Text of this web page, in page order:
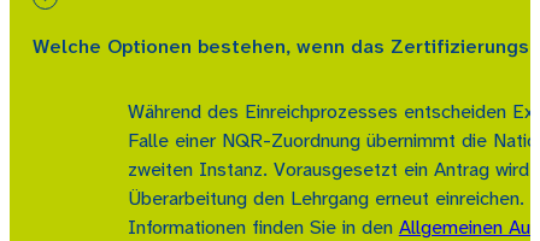
Welche Optionen bestehen, wenn das
Während des Einreichprozesses entscheiden
Falle einer NQR-Zuordnung übernimmt die
zweiten Instanz. Vorausgesetzt ein Antrag wird
Überarbeitung den Lehrgang erneut
Informationen finden Sie in den Allgemeinen